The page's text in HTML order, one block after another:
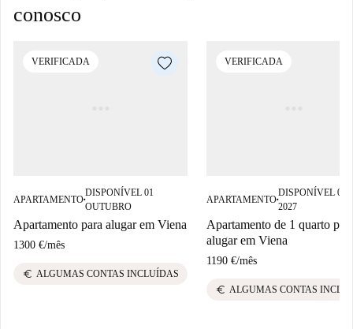
conosco
VERIFICADA
APARTAMENTO■
DISPONÍVEL 01
OUTUBRO
Apartamento para alugar em Viena
1300 €/mês
euro ALGUMAS CONTAS INCLUÍDAS
VERIFICADA
APARTAMENTO■
DISPONÍVEL 01
2027
Apartamento de 1 quarto
alugar em Viena
1190 €/mês
euro ALGUMAS CONTAS